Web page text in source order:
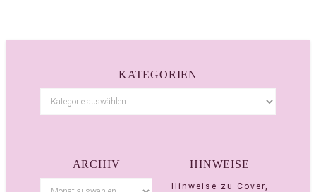
KATEGORIEN
ARCHIV HINWEISE
Hinweise zu Cover,